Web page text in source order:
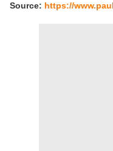
Source: https://